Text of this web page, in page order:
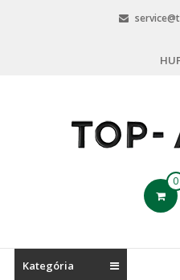
akku.com
0
Kategória